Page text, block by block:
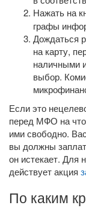
Нажать на
графы
Дождаться
на карту,
наличными
выбор.
Если это
перед МФО на что
ими свободно.
вы должны
он истекает. Для
действует акция
По каким